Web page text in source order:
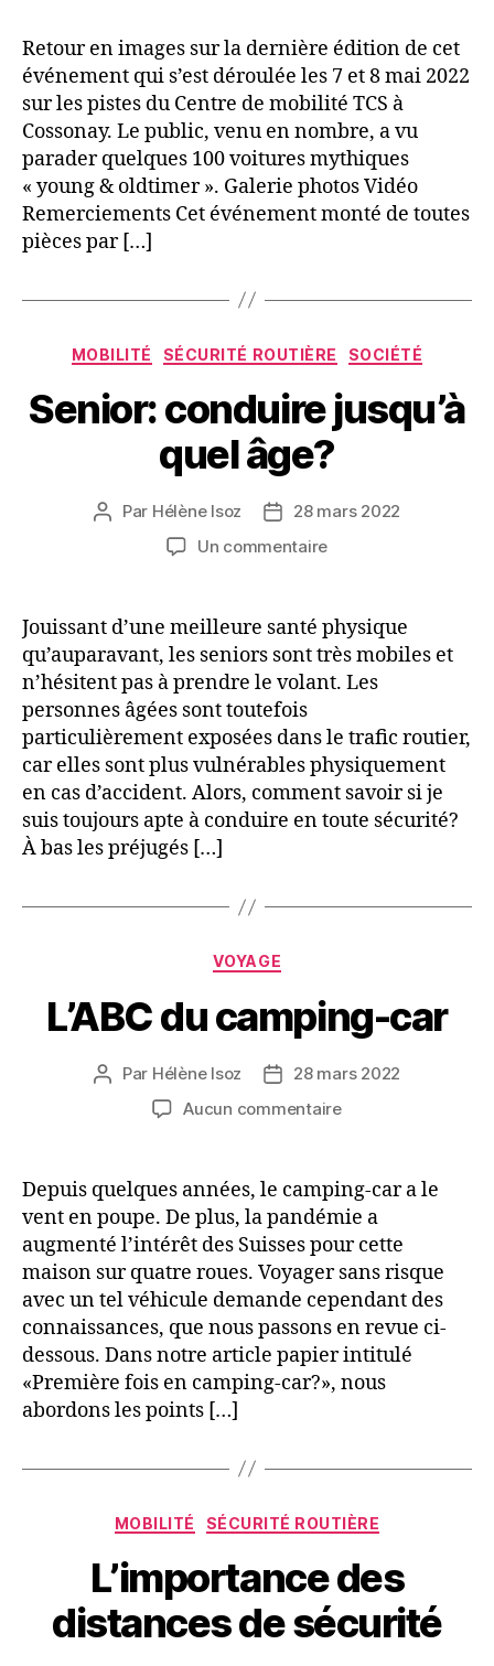
TCS
Retour en images sur la dernière édition de cet
événement qui s’est déroulée les 7 et 8 mai 2022
sur les pistes du Centre de mobilité TCS à
Cossonay. Le public, venu en nombre, a vu
parader quelques 100 voitures mythiques
« young & oldtimer ». Galerie photos Vidéo
Remerciements Cet événement monté de toutes
pièces par […]
Catégories
MOBILITÉ SÉCURITÉ ROUTIÈRE SOCIÉTÉ
Senior: conduire jusqu’à
quel âge?
Auteur
Par Hélène Isoz
Date28 mars 2022
Un commentairesur
jusqu’à
quel
âge?
Jouissant d’une meilleure santé physique
qu’auparavant, les seniors sont très mobiles et
n’hésitent pas à prendre le volant. Les
personnes âgées sont toutefois
particulièrement exposées dans le trafic routier,
car elles sont plus vulnérables physiquement
en cas d’accident. Alors, comment savoir si je
suis toujours apte à conduire en toute sécurité?
À bas les préjugés […]
Catégories
VOYAGE
L’ABC du camping-car
Auteur
l’article
Par Hélène Isoz
Date28 mars 2022
Aucun commentairesur
car
Depuis quelques années, le camping-car a le
vent en poupe. De plus, la pandémie a
augmenté l’intérêt des Suisses pour cette
maison sur quatre roues. Voyager sans risque
avec un tel véhicule demande cependant des
connaissances, que nous passons en revue ci-
dessous. Dans notre article papier intitulé
«Première fois en camping-car?», nous
abordons les points […]
Catégories
MOBILITÉ SÉCURITÉ ROUTIÈRE
L’importance des
distances de sécurité